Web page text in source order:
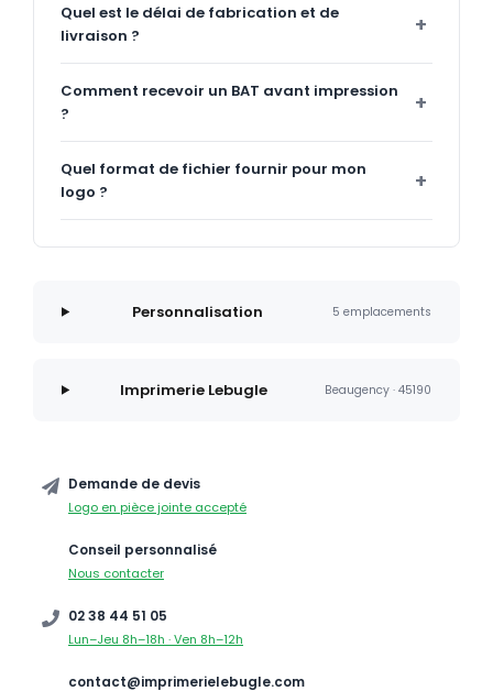
Quel est le délai de fabrication et de
livraison ?
Comment recevoir un BAT avant impression
?
Quel format de fichier fournir pour mon
logo ?
Personnalisation 5 emplacements
Imprimerie Lebugle Beaugency · 45190
Demande de devis
Logo en pièce jointe accepté
Conseil personnalisé
Nous contacter
02 38 44 51 05
Lun–Jeu 8h–18h · Ven 8h–12h
contact@imprimerielebugle.com